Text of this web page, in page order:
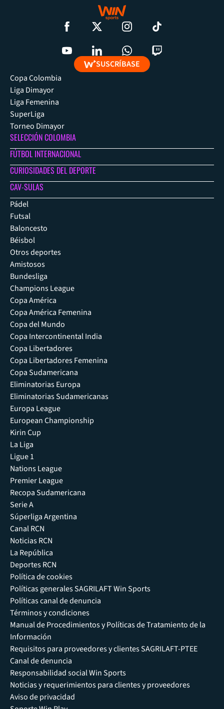
SUSCRÍBASE
Copa Colombia
Liga Dimayor
Liga Femenina
SuperLiga
Torneo Dimayor
SELECCIÓN COLOMBIA
FÚTBOL INTERNACIONAL
CURIOSIDADES DEL DEPORTE
CAV-SULAS
Pádel
Futsal
Baloncesto
Béisbol
Otros deportes
Amistosos
Bundesliga
Champions League
Copa América
Copa América Femenina
Copa del Mundo
Copa Intercontinental India
Copa Libertadores
Copa Libertadores Femenina
Copa Sudamericana
Eliminatorias Europa
Eliminatorias Sudamericanas
Europa League
European Championship
Kirin Cup
La Liga
Ligue 1
Nations League
Premier League
Recopa Sudamericana
Serie A
Súperliga Argentina
Canal RCN
Noticias RCN
La República
Deportes RCN
Política de cookies
Políticas generales SAGRILAFT Win Sports
Políticas canal de denuncia
Términos y condiciones
Manual de Procedimientos y Políticas de Tratamiento de la
Información
Requisitos para proveedores y clientes SAGRILAFT-PTEE
Canal de denuncia
Responsabilidad social Win Sports
Noticias y requerimientos para clientes y proveedores
Aviso de privacidad